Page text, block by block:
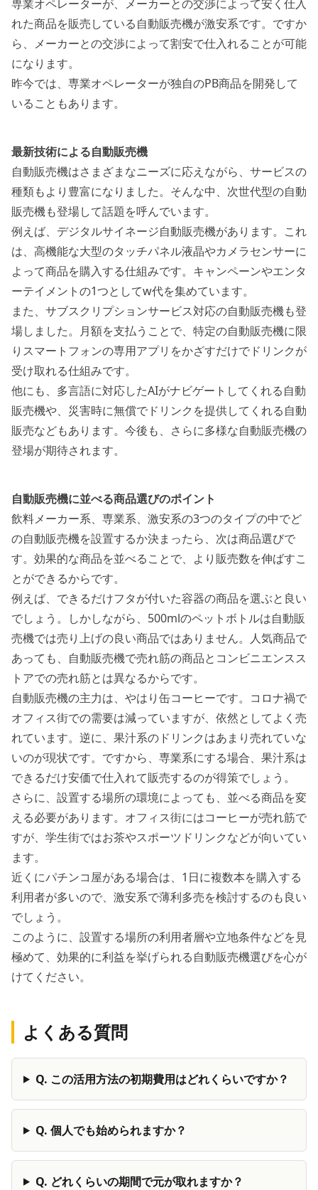
専業オペレーターが、メーカーとの交渉によって安く仕入
れた商品を販売している自動販売機が激安系です。ですか
ら、メーカーとの交渉によって割安で仕入れることが可能
になります。
昨今では、専業オペレーターが独自のPB商品を開発して
いることもあります。
最新技術による自動販売機
自動販売機はさまざまなニーズに応えながら、サービスの
種類もより豊富になりました。そんな中、 次世代型の自動
販売機も登場して話題を呼んでいます。
例えば、デジタルサイネージ自動販売機があります。これ
は、高機能な大型のタッチパネル液晶やカメラセンサーに
よって商品を購入する仕組みです。キャンペーンやエンタ
ーテイメントの1つとしてw代を集めています。
また、サブスクリプションサービス対応の自動販売機も登
場しました。月額を支払うことで、特定の自動販売機に限
りスマートフォンの専用アプリをかざすだけでドリンクが
受け取れる仕組みです。
他にも、多言語に対応したAIがナビゲートしてくれる自動
販売機や、災害時に無償でドリンクを提供してくれる自動
販売などもあります。今後も、さらに多様な自動販売機の
登場が期待されます。
自動販売機に並べる商品選びのポイント
飲料メーカー系、専業系、激安系の3つのタイプの中でど
の自動販売機を設置するか決まったら、次は商品選びで
す。 効果的な商品を並べることで、より販売数を伸ばすこ
とができるからです。
例えば、できるだけフタが付いた容器の商品を選ぶと良い
でしょう。しかしながら、500mlのペットボトルは自動販
売機では売り上げの良い商品ではありません。人気商品で
あっても、自動販売機で売れ筋の商品とコンビニエンスス
トアでの売れ筋とは異なるからです。
自動販売機の主力は、やはり缶コーヒーです。コロナ禍で
オフィス街での需要は減っていますが、依然としてよく売
れています。逆に、果汁系のドリンクはあまり売れていな
いのが現状です。ですから、専業系にする場合、果汁系は
できるだけ安価で仕入れて販売するのが得策でしょう。
さらに、設置する場所の環境によっても、並べる商品を変
える必要があります。オフィス街にはコーヒーが売れ筋で
すが、学生街ではお茶やスポーツドリンクなどが向いてい
ます。
近くにパチンコ屋がある場合は、1日に複数本を購入する
利用者が多いので、激安系で薄利多売を検討するのも良い
でしょう。
このように、設置する場所の利用者層や立地条件などを見
極めて、効果的に利益を挙げられる自動販売機選びを心が
けてください。
よくある質問
Q. この活用方法の初期費用はどれくらいですか？
Q. 個人でも始められますか？
Q. どれくらいの期間で元が取れますか？